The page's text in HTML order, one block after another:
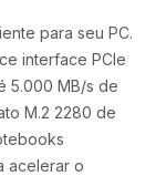
para seu PC.
interface PCIe
5.000 MB/s de
M.2 2280 de
acelerar o